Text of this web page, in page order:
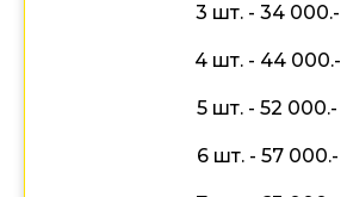
3 шт. - 34 000.-
4 шт. - 44 000.-
5 шт. - 52 000.-
6 шт. - 57 000.-